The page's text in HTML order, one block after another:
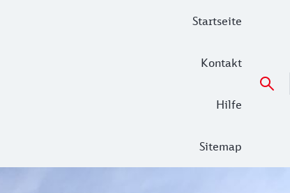
Startseite
Kontakt
Hilfe
Sitemap